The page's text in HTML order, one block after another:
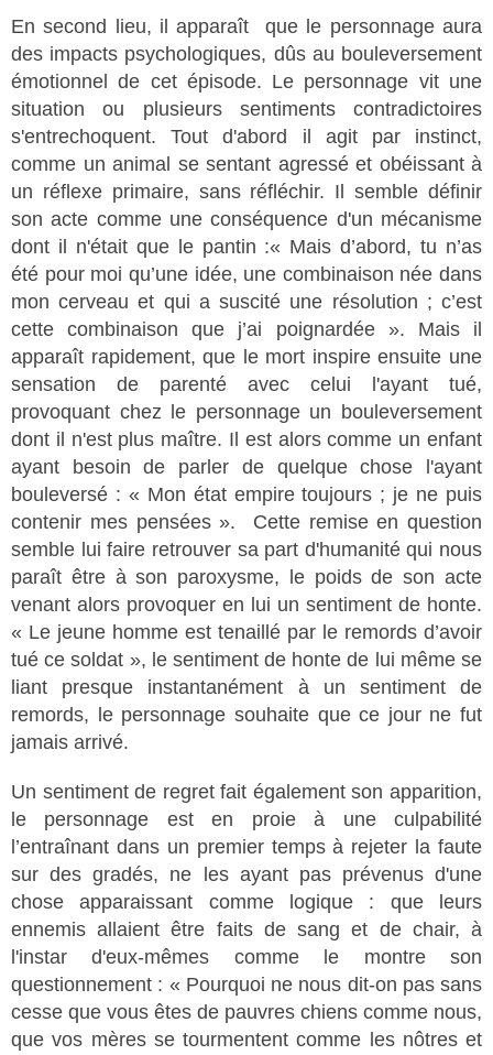
En second lieu, il apparaît que le personnage aura
des impacts psychologiques, dûs au bouleversement
émotionnel de cet épisode. Le personnage vit une
situation ou plusieurs sentiments contradictoires
s'entrechoquent. Tout d'abord il agit par instinct,
comme un animal se sentant agressé et obéissant à
un réflexe primaire, sans réfléchir. Il semble définir
son acte comme une conséquence d'un mécanisme
dont il n'était que le pantin :« Mais d’abord, tu n’as
été pour moi qu’une idée, une combinaison née dans
mon cerveau et qui a suscité une résolution ; c’est
cette combinaison que j’ai poignardée ». Mais il
apparaît rapidement, que le mort inspire ensuite une
sensation de parenté avec celui l'ayant tué,
provoquant chez le personnage un bouleversement
dont il n'est plus maître. Il est alors comme un enfant
ayant besoin de parler de quelque chose l'ayant
bouleversé : « Mon état empire toujours ; je ne puis
contenir mes pensées ». Cette remise en question
semble lui faire retrouver sa part d'humanité qui nous
paraît être à son paroxysme, le poids de son acte
venant alors provoquer en lui un sentiment de honte.
« Le jeune homme est tenaillé par le remords d’avoir
tué ce soldat », le sentiment de honte de lui même se
liant presque instantanément à un sentiment de
remords, le personnage souhaite que ce jour ne fut
jamais arrivé.
Un sentiment de regret fait également son apparition,
le personnage est en proie à une culpabilité
l’entraînant dans un premier temps à rejeter la faute
sur des gradés, ne les ayant pas prévenus d'une
chose apparaissant comme logique : que leurs
ennemis allaient être faits de sang et de chair, à
l'instar d'eux-mêmes comme le montre son
questionnement : « Pourquoi ne nous dit-on pas sans
cesse que vous êtes de pauvres chiens comme nous,
que vos mères se tourmentent comme les nôtres et